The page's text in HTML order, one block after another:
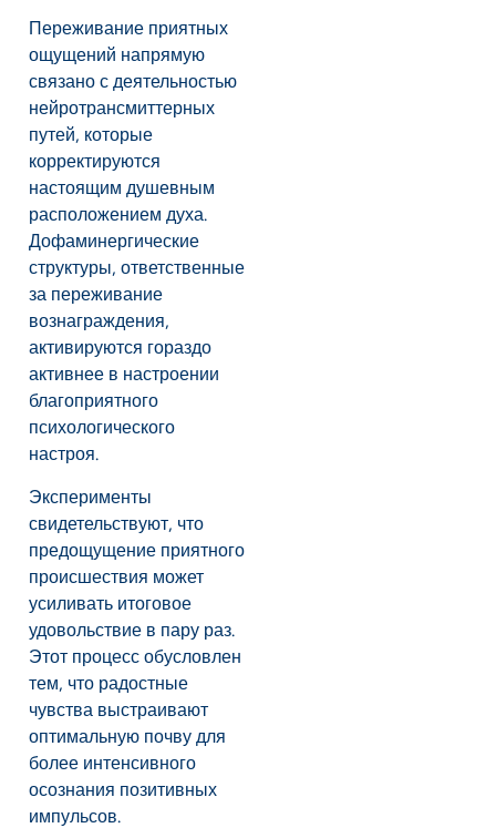
Переживание приятных
ощущений напрямую
связано с деятельностью
нейротрансмиттерных
путей, которые
корректируются
настоящим душевным
расположением духа.
Дофаминергические
структуры, ответственные
за переживание
вознаграждения,
активируются гораздо
активнее в настроении
благоприятного
психологического
настроя.
Эксперименты
свидетельствуют, что
предощущение приятного
происшествия может
усиливать итоговое
удовольствие в пару раз.
Этот процесс обусловлен
тем, что радостные
чувства выстраивают
оптимальную почву для
более интенсивного
осознания позитивных
импульсов.